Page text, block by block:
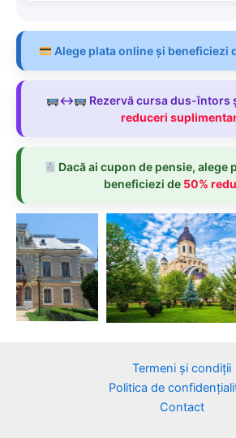
Alege plata online și beneficiezi
↔️
Rezervă cursa dus-întors
reduceri
Dacă ai cupon de pensie, alege
beneficiezi de 50%
Termeni și condiții
Politica de
Contact